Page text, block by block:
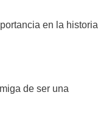
en la historia
de ser una